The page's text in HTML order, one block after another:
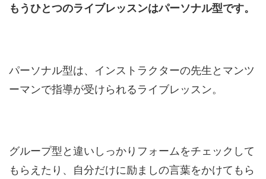
もうひとつのライブレッスンはパーソナル型です。
パーソナル型は、インストラクターの先生とマンツ
ーマンで指導が受けられるライブレッスン。
グループ型と違いしっかりフォームをチェックして
もらえたり、自分だけに励ましの言葉をかけてもら